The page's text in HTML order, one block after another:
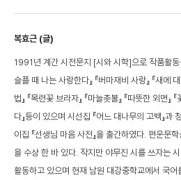
복효근 (글)
1991년 계간 시전문지 [시와 시학]으로 작품활동
슬플 때 나는 사랑한다』 『버마재비 사랑』 『새에
법』 『목련꽃 브라자』 『마늘촛불』 『따뜻한 외면
다』등이 있으며 시선집 『어느 대나무의 고백』과
이집 『선생님 마음 사전』을 출간하였다. 편운문
을 수상 한 바 있다. 작지만 야무진 시를 쓰자는
활동하고 있으며 현재 남원 대강중학교에서 국어